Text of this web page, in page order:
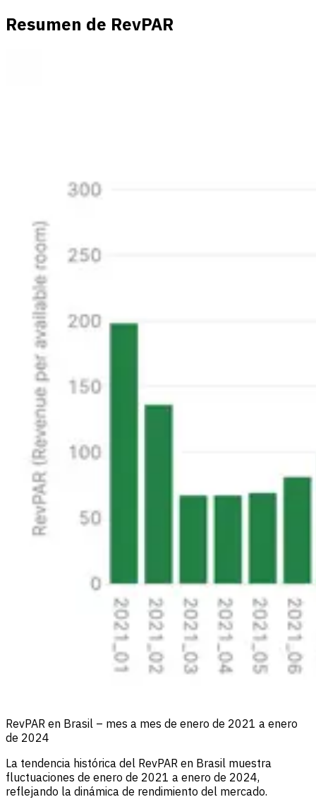
Resumen de RevPAR
RevPAR en Brasil – mes a mes de enero de 2021 a enero
de 2024
La tendencia histórica del RevPAR en Brasil muestra
fluctuaciones de enero de 2021 a enero de 2024,
reflejando la dinámica de rendimiento del mercado.